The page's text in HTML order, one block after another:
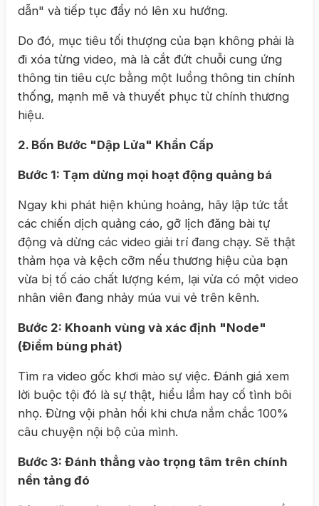
dẫn" và tiếp tục đẩy nó lên xu hướng.
Do đó, mục tiêu tối thượng của bạn không phải là
đi xóa từng video, mà là cắt đứt chuỗi cung ứng
thông tin tiêu cực bằng một luồng thông tin chính
thống, mạnh mẽ và thuyết phục từ chính thương
hiệu.
2. Bốn Bước "Dập Lửa" Khẩn Cấp
Bước 1: Tạm dừng mọi hoạt động quảng bá
Ngay khi phát hiện khủng hoảng, hãy lập tức tắt
các chiến dịch quảng cáo, gỡ lịch đăng bài tự
động và dừng các video giải trí đang chạy. Sẽ thật
thảm họa và kệch cỡm nếu thương hiệu của bạn
vừa bị tố cáo chất lượng kém, lại vừa có một video
nhân viên đang nhảy múa vui vẻ trên kênh.
Bước 2: Khoanh vùng và xác định "Node"
(Điểm bùng phát)
Tìm ra video gốc khơi mào sự việc. Đánh giá xem
lời buộc tội đó là sự thật, hiểu lầm hay cố tình bôi
nhọ. Đừng vội phản hồi khi chưa nắm chắc 100%
câu chuyện nội bộ của mình.
Bước 3: Đánh thẳng vào trọng tâm trên chính
nền tảng đó